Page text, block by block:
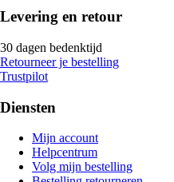
Levering en retour
30 dagen bedenktijd
Retourneer je bestelling
Trustpilot
Diensten
Mijn account
Helpcentrum
Volg mijn bestelling